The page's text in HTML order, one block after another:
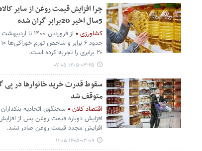
چرا افزایش قیمت روغن از سایر
5سال اخیر 20برابر گران شده
کشاورزی
۲۰ برابری را تجربه کرده است.‌
۱۴۰۵-۰۳-۲۵ ۰۷:۰۵
سقوط قدرت خرید خانوارها در پی
متوقف شد
اقتصاد کلان
سخنگوی اتحادیه
افزایش دوباره قیمت روغن پس از
افزایش مجدد قیمت روغن صادر نشد.
۱۴۰۵-۰۳-۰۹ ۱۱:۰۵